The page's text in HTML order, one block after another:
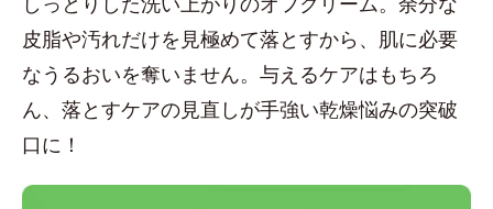
皮脂や汚れだけを見極めて落とすから、肌に必要
なうるおいを奪いません。与えるケアはもちろ
ん、落とすケアの見直しが手強い乾燥悩みの突破
口に！